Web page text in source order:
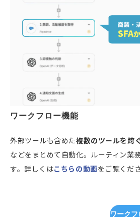
ワークフロー機能
外部ツールも含めた複数のツールを跨
などをまとめて自動化。ルーティン業
す。詳しくはこちらの動画をご覧くだ
ワークフ